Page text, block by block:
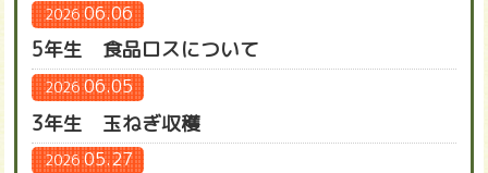
2026 06.06
5年生 食品ロスについて
2026 06.05
3年生 玉ねぎ収穫
2026 05.27